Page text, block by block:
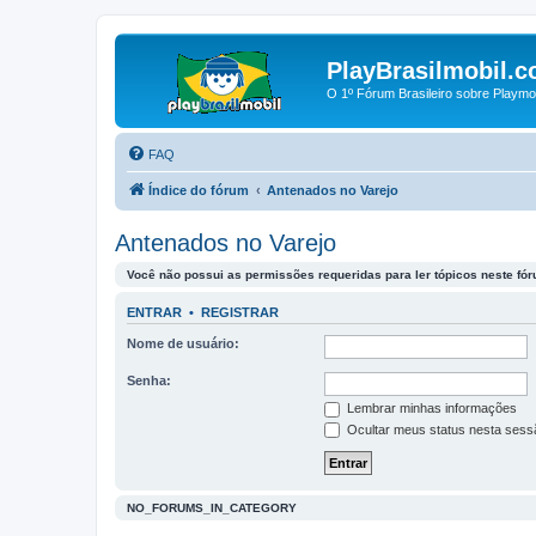
O 1º Fórum Brasileiro sobre
FAQ
Índice do fórum Antenados no Varejo
Antenados no Varejo
Você não possui as permissões requeridas para ler tópicos neste
ENTRAR • REGISTRAR
Nome de usuário:
Senha:
Lembrar minhas informações
Ocultar meus status nesta
NO_FORUMS_IN_CATEGORY